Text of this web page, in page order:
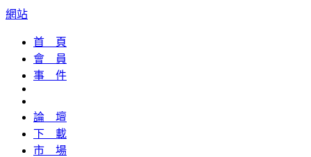
網站
首 頁
會 員
事 件
論 壇
下 載
市 場